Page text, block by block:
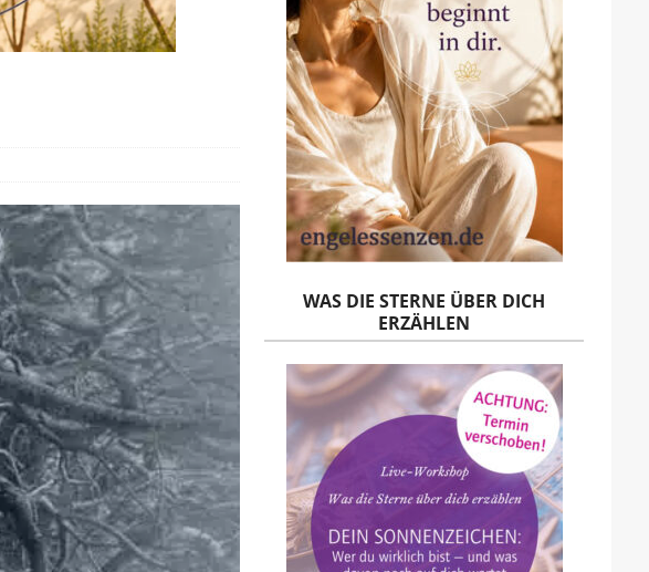
WAS DIE STERNE ÜBER DICH
ERZÄHLEN